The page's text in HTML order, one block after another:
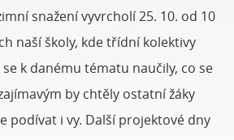
snažení vyvrcholí 25. 10. od 10
naší školy, kde třídní kolektivy
k danému tématu naučily, co se
by chtěly ostatní žáky
podívat i vy. Další projektové dny